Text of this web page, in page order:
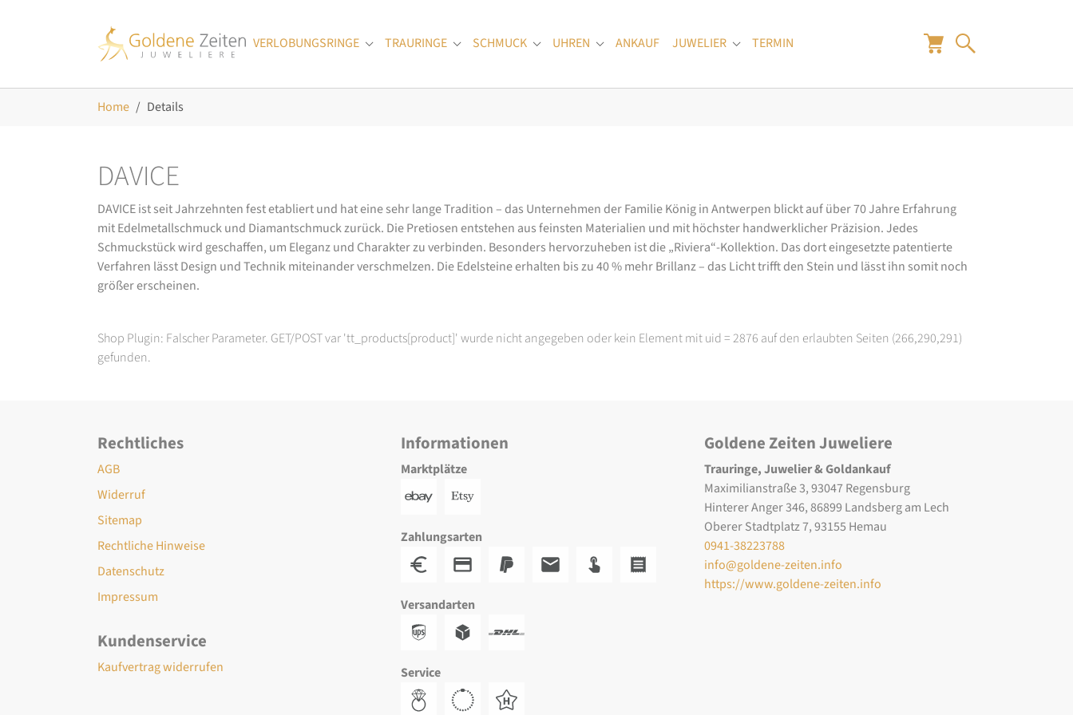
VERLOBUNGSRINGE
Submenu for "Verlobungsringe"
TRAURINGE Submenu for "Trauringe"
SCHMUCK Submenu for "Schmuck"
UHREN Submenu for "Uhren"
ANKAUF JUWELIER Submenu for "Juwelier"
TERMIN
Home Details
DAVICE
DAVICE ist seit Jahrzehnten fest etabliert und hat eine sehr lange Tradition – das Unternehmen der Familie König in Antwerpen blickt auf über 70 Jahre Erfahrung
mit Edelmetallschmuck und Diamantschmuck zurück. Die Pretiosen entstehen aus feinsten Materialien und mit höchster handwerklicher Präzision. Jedes
Schmuckstück wird geschaffen, um Eleganz und Charakter zu verbinden. Besonders hervorzuheben ist die „Riviera“-Kollektion. Das dort eingesetzte patentierte
Verfahren lässt Design und Technik miteinander verschmelzen. Die Edelsteine erhalten bis zu 40 % mehr Brillanz – das Licht trifft den Stein und lässt ihn somit noch
größer erscheinen.
Shop Plugin: Falscher Parameter. GET/POST var 'tt_products[product]' wurde nicht angegeben oder kein Element mit uid = 2876 auf den erlaubten Seiten (266,290,291)
gefunden.
Rechtliches
AGB
Widerruf
Sitemap
Rechtliche Hinweise
Datenschutz
Impressum
Kundenservice
Kaufvertrag widerrufen
Informationen
Marktplätze
Zahlungsarten
Versandarten
Service
Goldene Zeiten Juweliere
Trauringe, Juwelier & Goldankauf
Maximilianstraße 3, 93047 Regensburg
Hinterer Anger 346, 86899 Landsberg am Lech
Oberer Stadtplatz 7, 93155 Hemau
0941-38223788
info@goldene-zeiten.info
https://www.goldene-zeiten.info